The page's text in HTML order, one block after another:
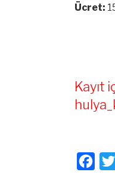
Ücret:
Kayıt